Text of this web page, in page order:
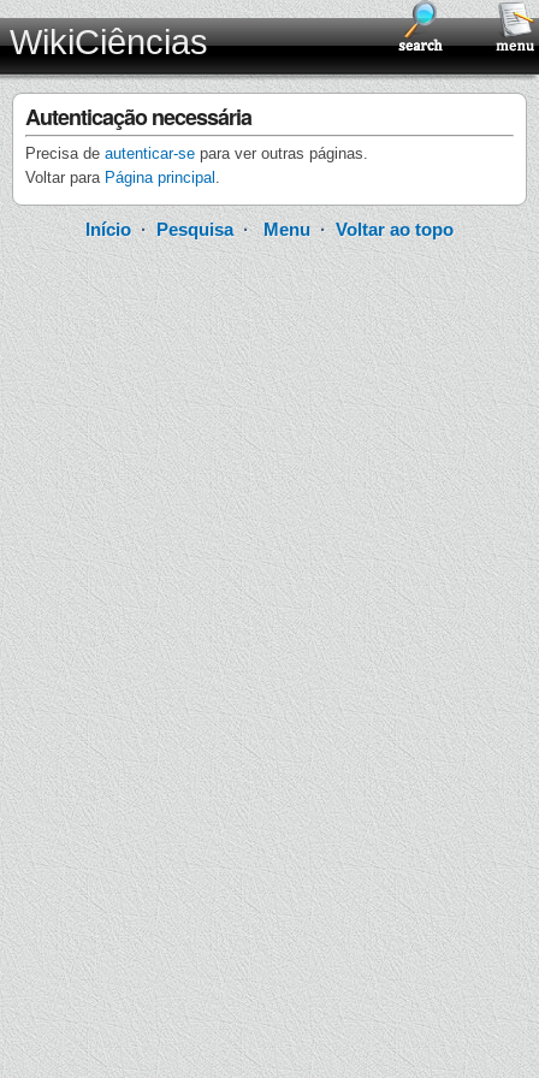
WikiCiências
Autenticação necessária
Precisa de autenticar-se para ver outras páginas.
Voltar para Página principal .
Início · Pesquisa·Menu ·Voltar ao topo